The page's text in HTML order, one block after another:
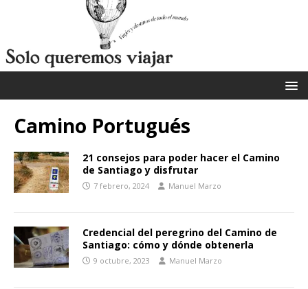
Camino Portugués
21 consejos para poder hacer el Camino
de Santiago y disfrutar
7 febrero, 2024 Manuel Marzo
Credencial del peregrino del Camino de
Santiago: cómo y dónde obtenerla
9 octubre, 2023 Manuel Marzo